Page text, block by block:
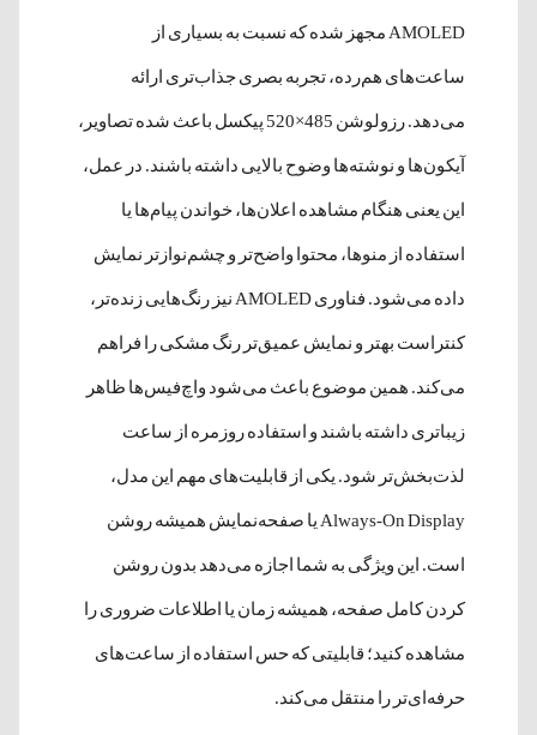
AMOLED مجهز شده که نسبت به بسیاری از
ساعت‌های هم‌رده، تجربه بصری جذاب‌تری ارائه
می‌دهد. رزولوشن 485×520 پیکسل باعث شده تصاویر،
آیکون‌ها و نوشته‌ها وضوح بالایی داشته باشند. در عمل،
این یعنی هنگام مشاهده اعلان‌ها، خواندن پیام‌ها یا
استفاده از منوها، محتوا واضح‌تر و چشم‌نوازتر نمایش
داده می‌شود. فناوری AMOLED نیز رنگ‌هایی زنده‌تر،
کنتراست بهتر و نمایش عمیق‌تر رنگ مشکی را فراهم
می‌کند. همین موضوع باعث می‌شود واچ‌فیس‌ها ظاهر
زیباتری داشته باشند و استفاده روزمره از ساعت
لذت‌بخش‌تر شود. یکی از قابلیت‌های مهم این مدل،
Always-On Display یا صفحه‌نمایش همیشه روشن
است. این ویژگی به شما اجازه می‌دهد بدون روشن
کردن کامل صفحه، همیشه زمان یا اطلاعات ضروری را
مشاهده کنید؛ قابلیتی که حس استفاده از ساعت‌های
حرفه‌ای‌تر را منتقل می‌کند.